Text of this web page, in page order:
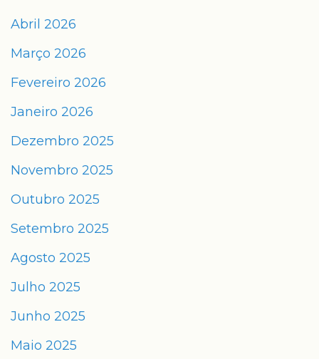
Abril 2026
Março 2026
Fevereiro 2026
Janeiro 2026
Dezembro 2025
Novembro 2025
Outubro 2025
Setembro 2025
Agosto 2025
Julho 2025
Junho 2025
Maio 2025